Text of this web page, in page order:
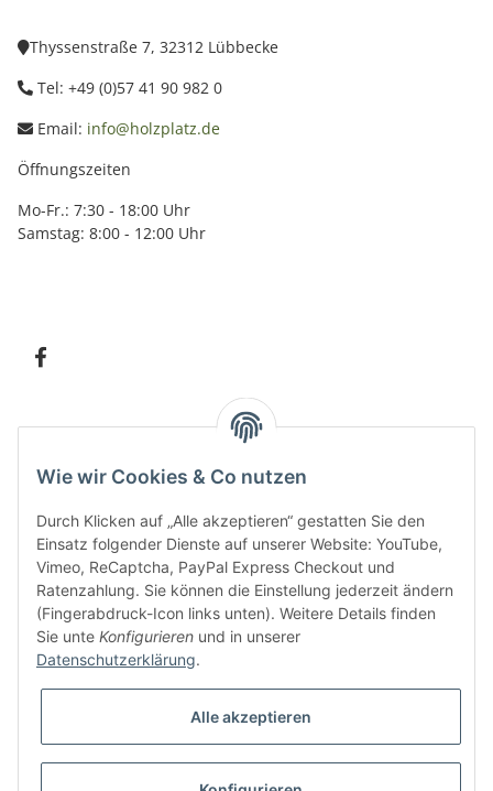
Thyssenstraße 7, 32312 Lübbecke
Tel: +49 (0)57 41 90 982 0
Email: info@holzplatz.de
Öffnungszeiten
Mo-Fr.: 7:30 - 18:00 Uhr
Samstag: 8:00 - 12:00 Uhr
Bitte senden Sie mir entsprechend IhrerDatenschutzerklärungregelmäßig und
jederzeit widerruflich Informationen zu Ihrem Produktsortiment per E-Mail zu.
Wie wir Cookies & Co nutzen
Durch Klicken auf „Alle akzeptieren“ gestatten Sie den
Einsatz folgender Dienste auf unserer Website: YouTube,
Vimeo, ReCaptcha, PayPal Express Checkout und
Ratenzahlung. Sie können die Einstellung jederzeit ändern
(Fingerabdruck-Icon links unten). Weitere Details finden
Sie unte Konfigurieren und in unserer
Datenschutzerklärung.
Alle akzeptieren